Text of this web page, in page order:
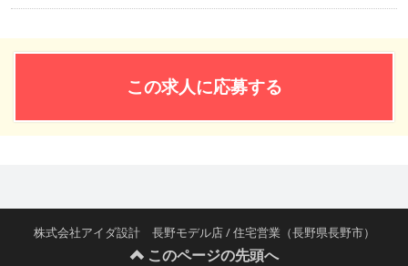
この求人に応募する
株式会社アイダ設計 長野モデル店 / 住宅営業（長野県長野市）
このページの先頭へ